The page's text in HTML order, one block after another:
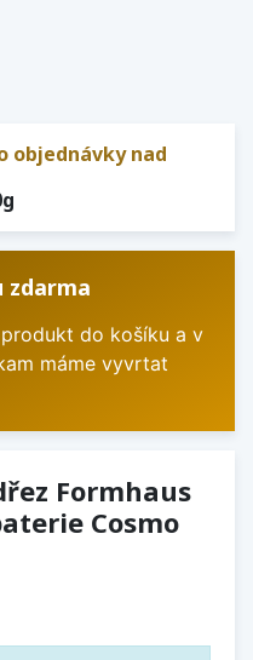
objednávky nad
do košíku a v
máme vyvrtat
Formhaus
Cosmo